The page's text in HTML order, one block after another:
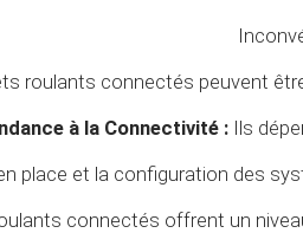
roulants connectés peuvent
à la Connectivité : Ils
place et la configuration des
connectés offrent un